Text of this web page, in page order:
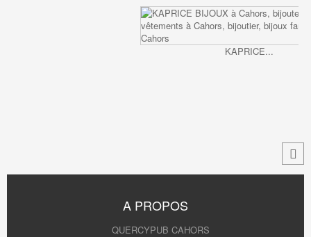
KAPRICE...
A PROPOS
QUERCYPUB CAHORS